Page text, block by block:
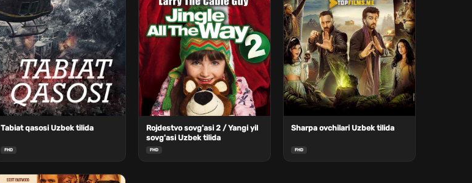
Tabiat qasosi Uzbek tilida
FHD
Rojdestvo sovg'asi 2 / Yangi yil
sovg'asi Uzbek tilida
FHD
Sharpa ovchilari Uzbek tilida
FHD